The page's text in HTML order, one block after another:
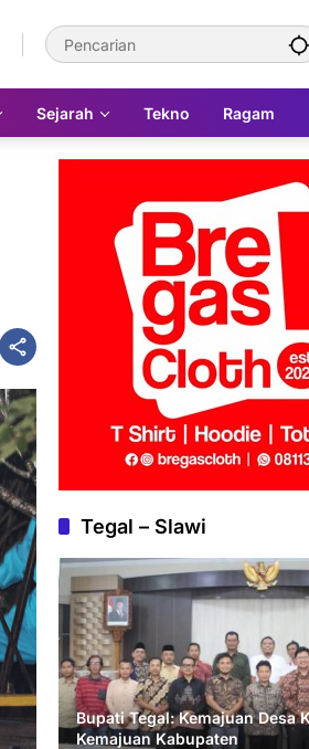
Sejarah Tekno Ragam
Tegal – Slawi
Bupati Tegal: Kemajuan Desa
Kemajuan Kabupaten